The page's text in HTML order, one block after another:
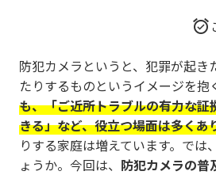
防犯カメラというと、犯罪が起
たりするものというイメージを
も、「ご近所トラブルの有力な
きる」など、役立つ場面は多くあ
りする家庭は増えています。で
ょうか。今回は、 防犯カメラの普